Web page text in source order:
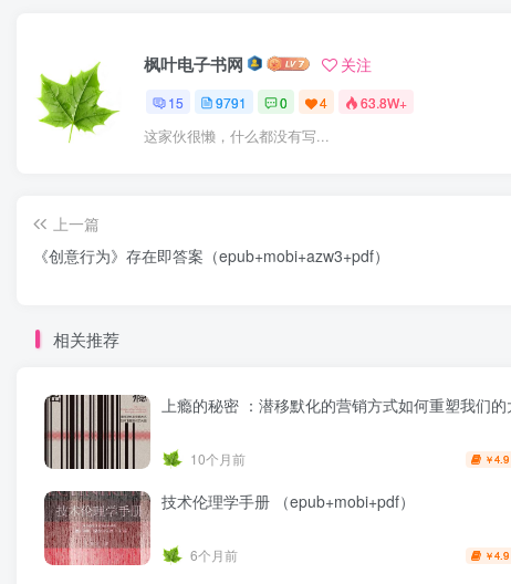
枫叶电子书网 关注
15 9791 0 4 63.8W+
这家伙很懒，什么都没有写...
上一篇
《创意行为》存在即答案（epub+mobi+azw3+pdf）
相关推荐
上瘾的秘密 ：潜移默化的营销方式如何重塑我们的
10个月前 ￥4.9
技术伦理学手册 （epub+mobi+pdf）
6个月前 ￥4.9